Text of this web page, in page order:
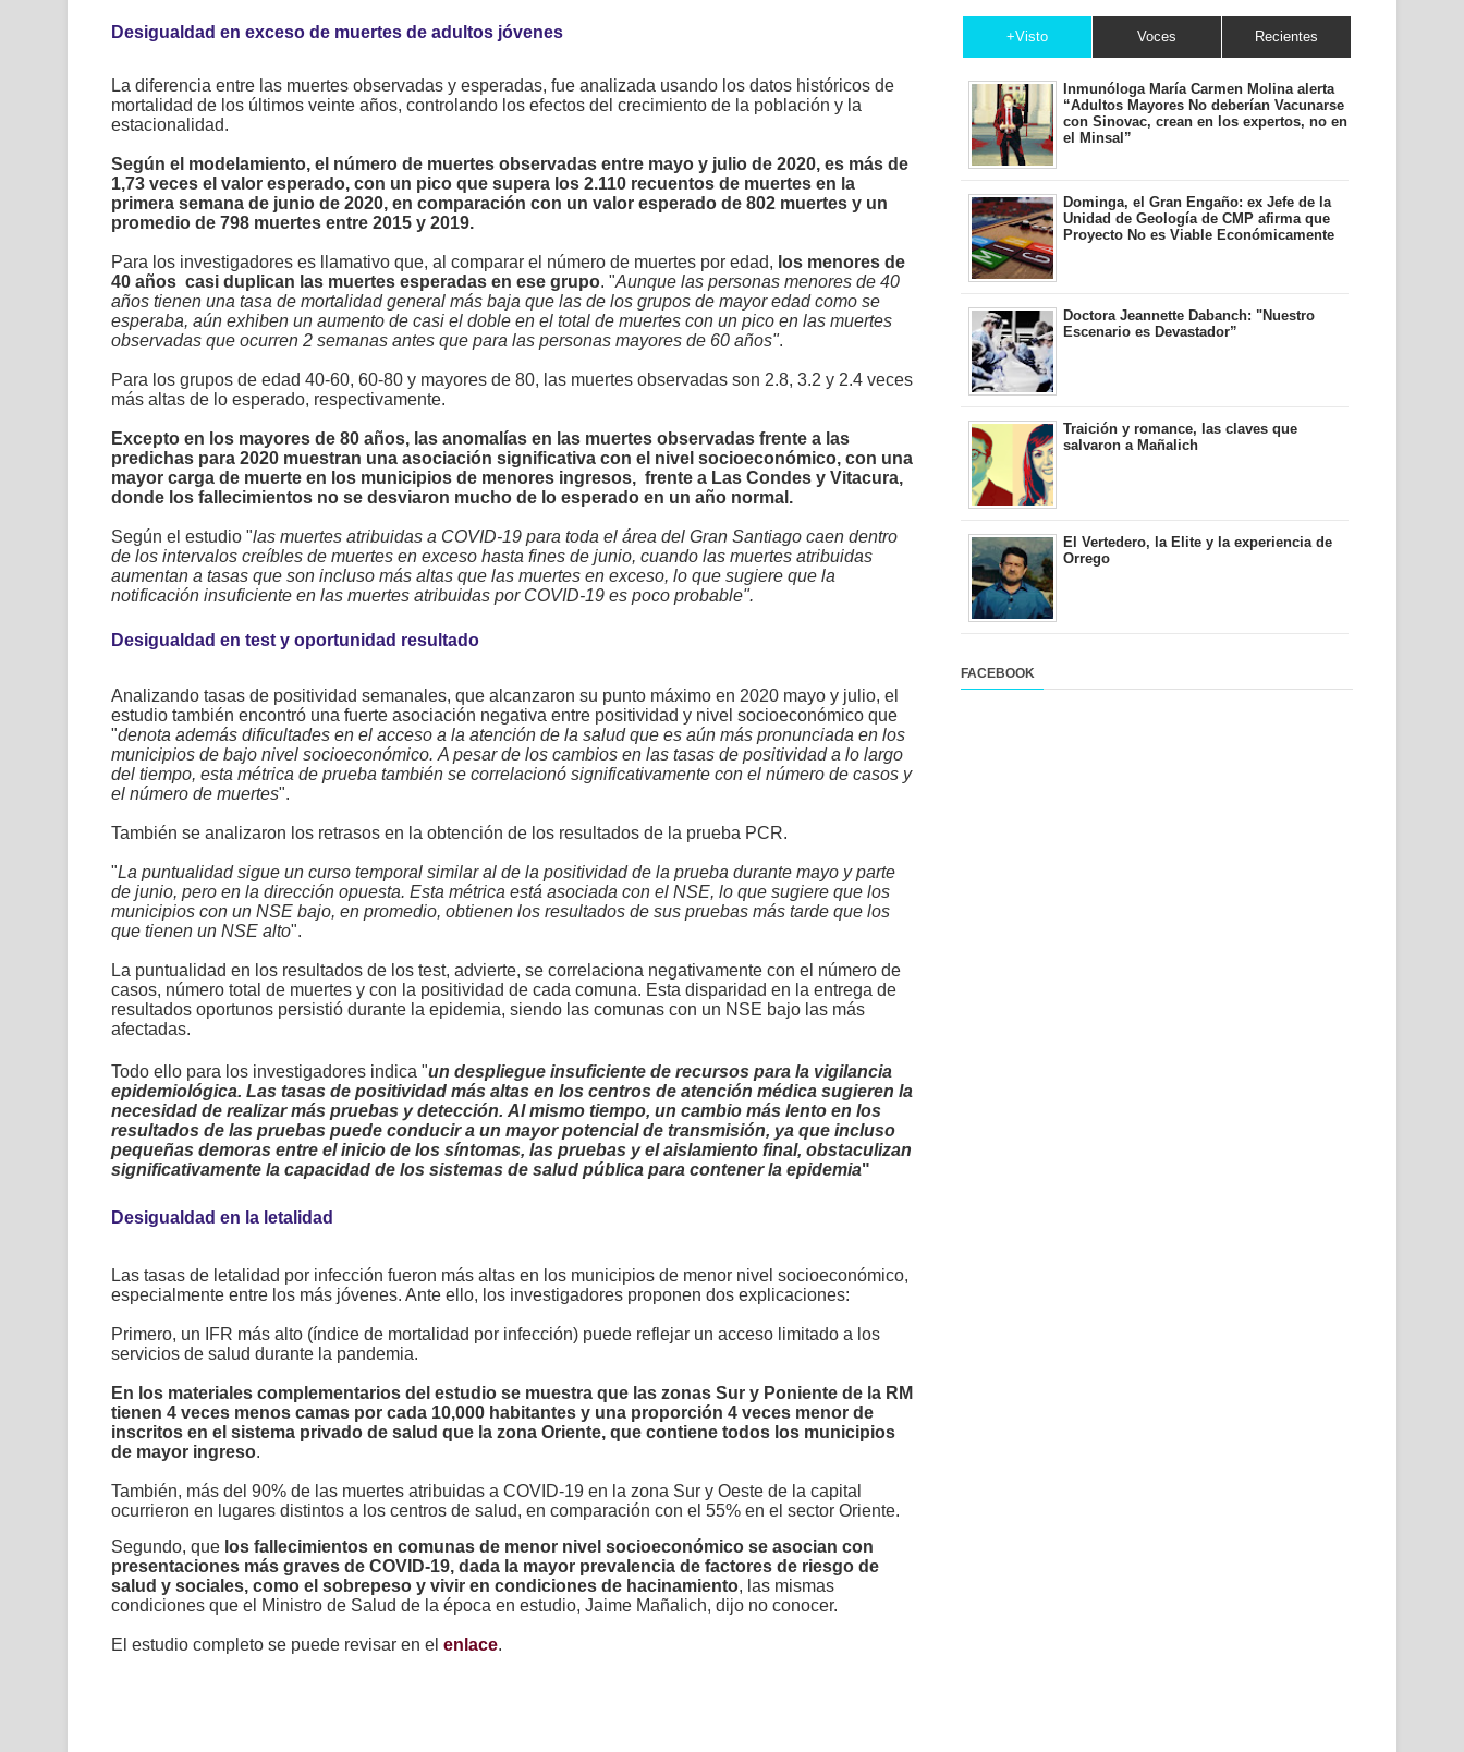
Desigualdad en exceso de muertes de adultos jóvenes
La diferencia entre las muertes observadas y esperadas, fue analizada usando los datos históricos de
mortalidad de los últimos veinte años, controlando los efectos del crecimiento de la población y la
estacionalidad.
Según el modelamiento, el número de muertes observadas entre mayo y julio de 2020, es más de
1,73 veces el valor esperado, con un pico que supera los 2.110 recuentos de muertes en la
primera semana de junio de 2020, en comparación con un valor esperado de 802 muertes y un
promedio de 798 muertes entre 2015 y 2019.
Para los investigadores es llamativo que, al comparar el número de muertes por edad, los menores de
40 años casi duplican las muertes esperadas en ese grupo. "Aunque las personas menores de 40
años tienen una tasa de mortalidad general más baja que las de los grupos de mayor edad como se
esperaba, aún exhiben un aumento de casi el doble en el total de muertes con un pico en las muertes
observadas que ocurren 2 semanas antes que para las personas mayores de 60 años".
Para los grupos de edad 40-60, 60-80 y mayores de 80, las muertes observadas son 2.8, 3.2 y 2.4 veces
más altas de lo esperado, respectivamente.
Excepto en los mayores de 80 años, las anomalías en las muertes observadas frente a las
predichas para 2020 muestran una asociación significativa con el nivel socioeconómico, con una
mayor carga de muerte en los municipios de menores ingresos, frente a Las Condes y Vitacura,
donde los fallecimientos no se desviaron mucho de lo esperado en un año normal.
Según el estudio "las muertes atribuidas a COVID-19 para toda el área del Gran Santiago caen dentro
de los intervalos creíbles de muertes en exceso hasta fines de junio, cuando las muertes atribuidas
aumentan a tasas que son incluso más altas que las muertes en exceso, lo que sugiere que la
notificación insuficiente en las muertes atribuidas por COVID-19 es poco probable".
Desigualdad en test y oportunidad resultado
Analizando tasas de positividad semanales, que alcanzaron su punto máximo en 2020 mayo y julio, el
estudio también encontró una fuerte asociación negativa entre positividad y nivel socioeconómico que
"denota además dificultades en el acceso a la atención de la salud que es aún más pronunciada en los
municipios de bajo nivel socioeconómico. A pesar de los cambios en las tasas de positividad a lo largo
del tiempo, esta métrica de prueba también se correlacionó significativamente con el número de casos y
el número de muertes".
También se analizaron los retrasos en la obtención de los resultados de la prueba PCR.
"La puntualidad sigue un curso temporal similar al de la positividad de la prueba durante mayo y parte
de junio, pero en la dirección opuesta. Esta métrica está asociada con el NSE, lo que sugiere que los
municipios con un NSE bajo, en promedio, obtienen los resultados de sus pruebas más tarde que los
que tienen un NSE alto".
La puntualidad en los resultados de los test, advierte, se correlaciona negativamente con el número de
casos, número total de muertes y con la positividad de cada comuna. Esta disparidad en la entrega de
resultados oportunos persistió durante la epidemia, siendo las comunas con un NSE bajo las más
afectadas.
Todo ello para los investigadores indica "un despliegue insuficiente de recursos para la vigilancia
epidemiológica. Las tasas de positividad más altas en los centros de atención médica sugieren la
necesidad de realizar más pruebas y detección. Al mismo tiempo, un cambio más lento en los
resultados de las pruebas puede conducir a un mayor potencial de transmisión, ya que incluso
pequeñas demoras entre el inicio de los síntomas, las pruebas y el aislamiento final, obstaculizan
significativamente la capacidad de los sistemas de salud pública para contener la epidemia"
Desigualdad en la letalidad
Las tasas de letalidad por infección fueron más altas en los municipios de menor nivel socioeconómico,
especialmente entre los más jóvenes. Ante ello, los investigadores proponen dos explicaciones:
Primero, un IFR más alto (índice de mortalidad por infección) puede reflejar un acceso limitado a los
servicios de salud durante la pandemia.
En los materiales complementarios del estudio se muestra que las zonas Sur y Poniente de la RM
tienen 4 veces menos camas por cada 10,000 habitantes y una proporción 4 veces menor de
inscritos en el sistema privado de salud que la zona Oriente, que contiene todos los municipios
de mayor ingreso.
También, más del 90% de las muertes atribuidas a COVID-19 en la zona Sur y Oeste de la capital
ocurrieron en lugares distintos a los centros de salud, en comparación con el 55% en el sector Oriente.
Segundo, que los fallecimientos en comunas de menor nivel socioeconómico se asocian con
presentaciones más graves de COVID-19, dada la mayor prevalencia de factores de riesgo de
salud y sociales, como el sobrepeso y vivir en condiciones de hacinamiento, las mismas
condiciones que el Ministro de Salud de la época en estudio, Jaime Mañalich, dijo no conocer.
El estudio completo se puede revisar en el enlace.
+Visto Voces Recientes
Inmunóloga María Carmen Molina alerta
“Adultos Mayores No deberían Vacunarse
con Sinovac, crean en los expertos, no en
el Minsal”
Dominga, el Gran Engaño: ex Jefe de la
Unidad de Geología de CMP afirma que
Proyecto No es Viable Económicamente
Doctora Jeannette Dabanch: "Nuestro
Escenario es Devastador”
Traición y romance, las claves que
salvaron a Mañalich
El Vertedero, la Elite y la experiencia de
Orrego
FACEBOOK